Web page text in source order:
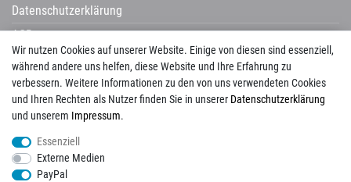
Wir nutzen Cookies auf unserer Website. Einige von diesen sind essenziell,
während andere uns helfen, diese Website und Ihre Erfahrung zu
verbessern. Weitere Informationen zu den von uns verwendeten Cookies
und Ihren Rechten als Nutzer finden Sie in unserer Daten­schutz­erklärung
und unserem Impressum.
Essenziell
Externe Medien
PayPal
Datenschutzerklärung
AGB
Widerrufsrecht
Avenarius
Corpotherma
Del Conca
ermes aurelia